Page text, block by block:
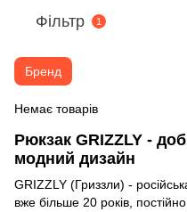
Фільтр 1
Бренд
Немає товарів
Рюкзак GRIZZLY -
модний дизайн
GRIZZLY (Гриззли) -
вже більше 20 років,